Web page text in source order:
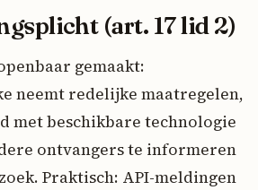
(art. 17 lid 2)
gemaakt:
neemt redelijke maatregelen,
met beschikbare technologie
ontvangers te informeren
Praktisch: API-meldingen